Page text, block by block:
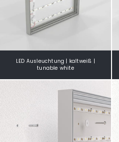
LED Ausleuchtung | kaltweiß |
tunable white